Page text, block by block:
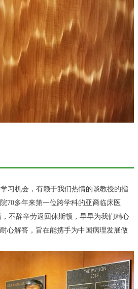
习机会，有赖于我们热情的谈教授的指
70多年来第一位跨学科的亚裔临床医
不辞辛劳返回休斯顿，早早为我们精心
心解答，旨在能携手为中国病理发展做